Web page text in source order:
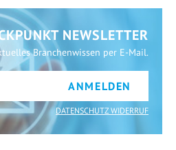
NEWSLETTER
Branchenwissen per E-Mail.
ANMELDEN
DATENSCHUTZ WIDERRUF